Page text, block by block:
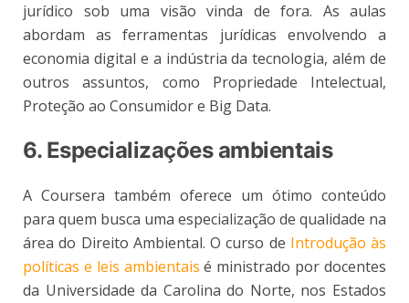
jurídico sob uma visão vinda de fora. As aulas
abordam as ferramentas jurídicas envolvendo a
economia digital e a indústria da tecnologia, além de
outros assuntos, como Propriedade Intelectual,
Proteção ao Consumidor e Big Data.
6. Especializações ambientais
A Coursera também oferece um ótimo conteúdo
para quem busca uma especialização de qualidade na
área do Direito Ambiental. O curso de Introdução às
políticas e leis ambientais é ministrado por docentes
da Universidade da Carolina do Norte, nos Estados